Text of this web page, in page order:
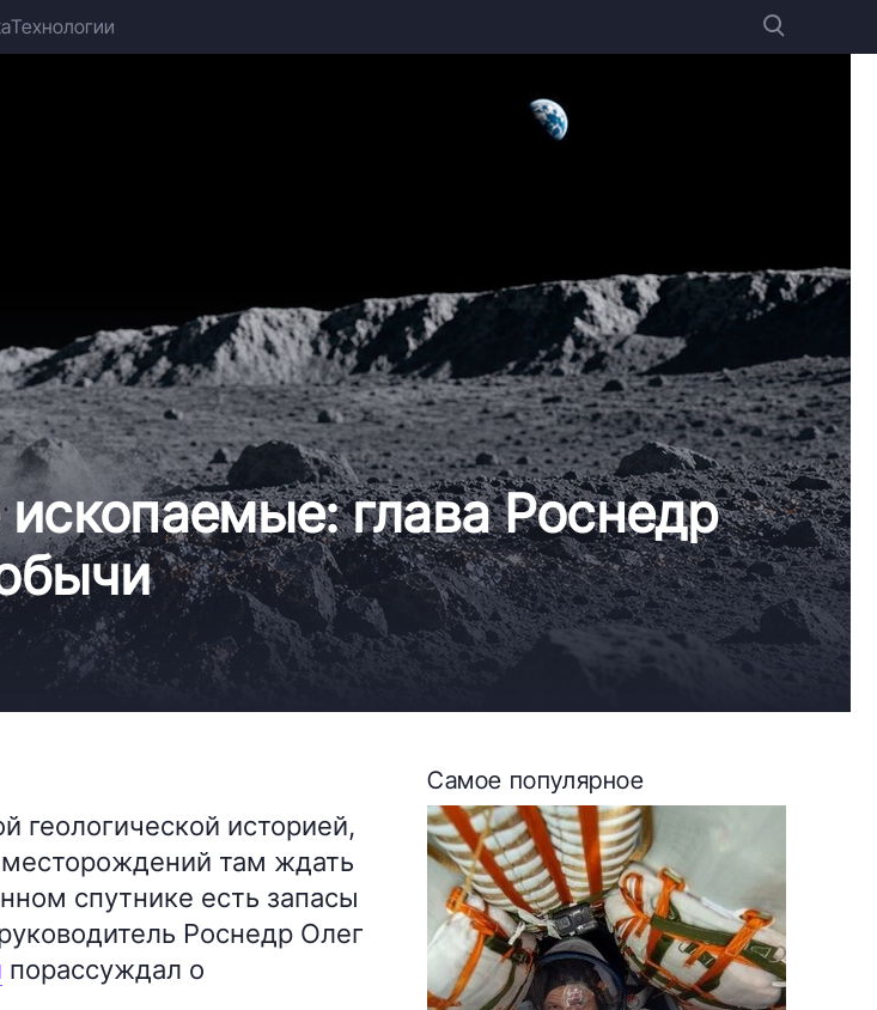
Технологии
глава Роснедр
геологической историей,
месторождений там ждать
спутнике есть запасы
Роснедр Олег
порассуждал о
Самое популярное